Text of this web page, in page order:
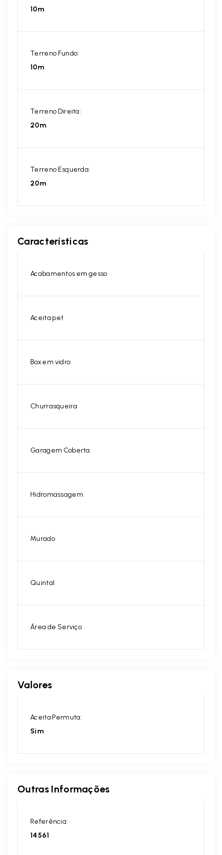
10m
Terreno Fundo:
10m
Terreno Direita:
20m
Terreno Esquerda:
20m
Características
Acabamentos em gesso
Aceita pet
Box em vidro
Churrasqueira
Garagem Coberta
Hidromassagem
Murado
Quintal
Área de Serviço
Valores
Aceita Permuta:
Sim
Outras Informações
Referência:
14561